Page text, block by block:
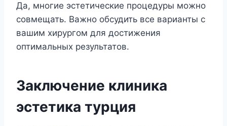
Да, многие эстетические процедуры можно
совмещать. Важно обсудить все варианты с
вашим хирургом для достижения
оптимальных результатов.
Заключение клиника
эстетика турция